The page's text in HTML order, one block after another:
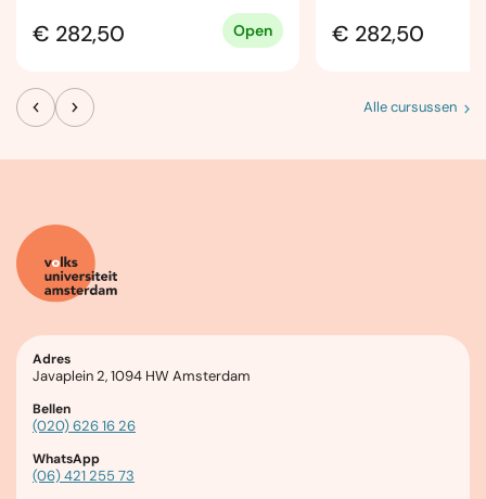
€ 282,50 Open € 282,50
Alle cursussen
Adres
Javaplein 2, 1094 HW Amsterdam
Bellen
(020) 626 16 26
WhatsApp
(06) 421 255 73